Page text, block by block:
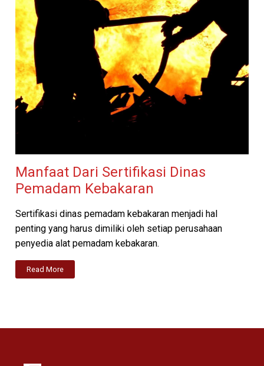
Manfaat Dari Sertifikasi Dinas
Pemadam Kebakaran
Sertifikasi dinas pemadam kebakaran menjadi hal
penting yang harus dimiliki oleh setiap perusahaan
penyedia alat pemadam kebakaran.
Read More